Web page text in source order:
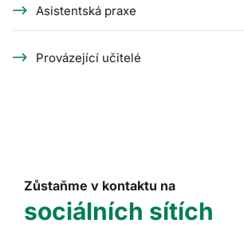
Asistentská praxe
Provázející učitelé
Zůstaňme v kontaktu na
sociálních sítích